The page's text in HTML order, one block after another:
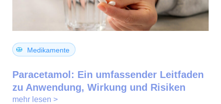
Medikamente
Paracetamol: Ein umfassender Leitfaden
zu Anwendung, Wirkung und Risiken
mehr lesen >